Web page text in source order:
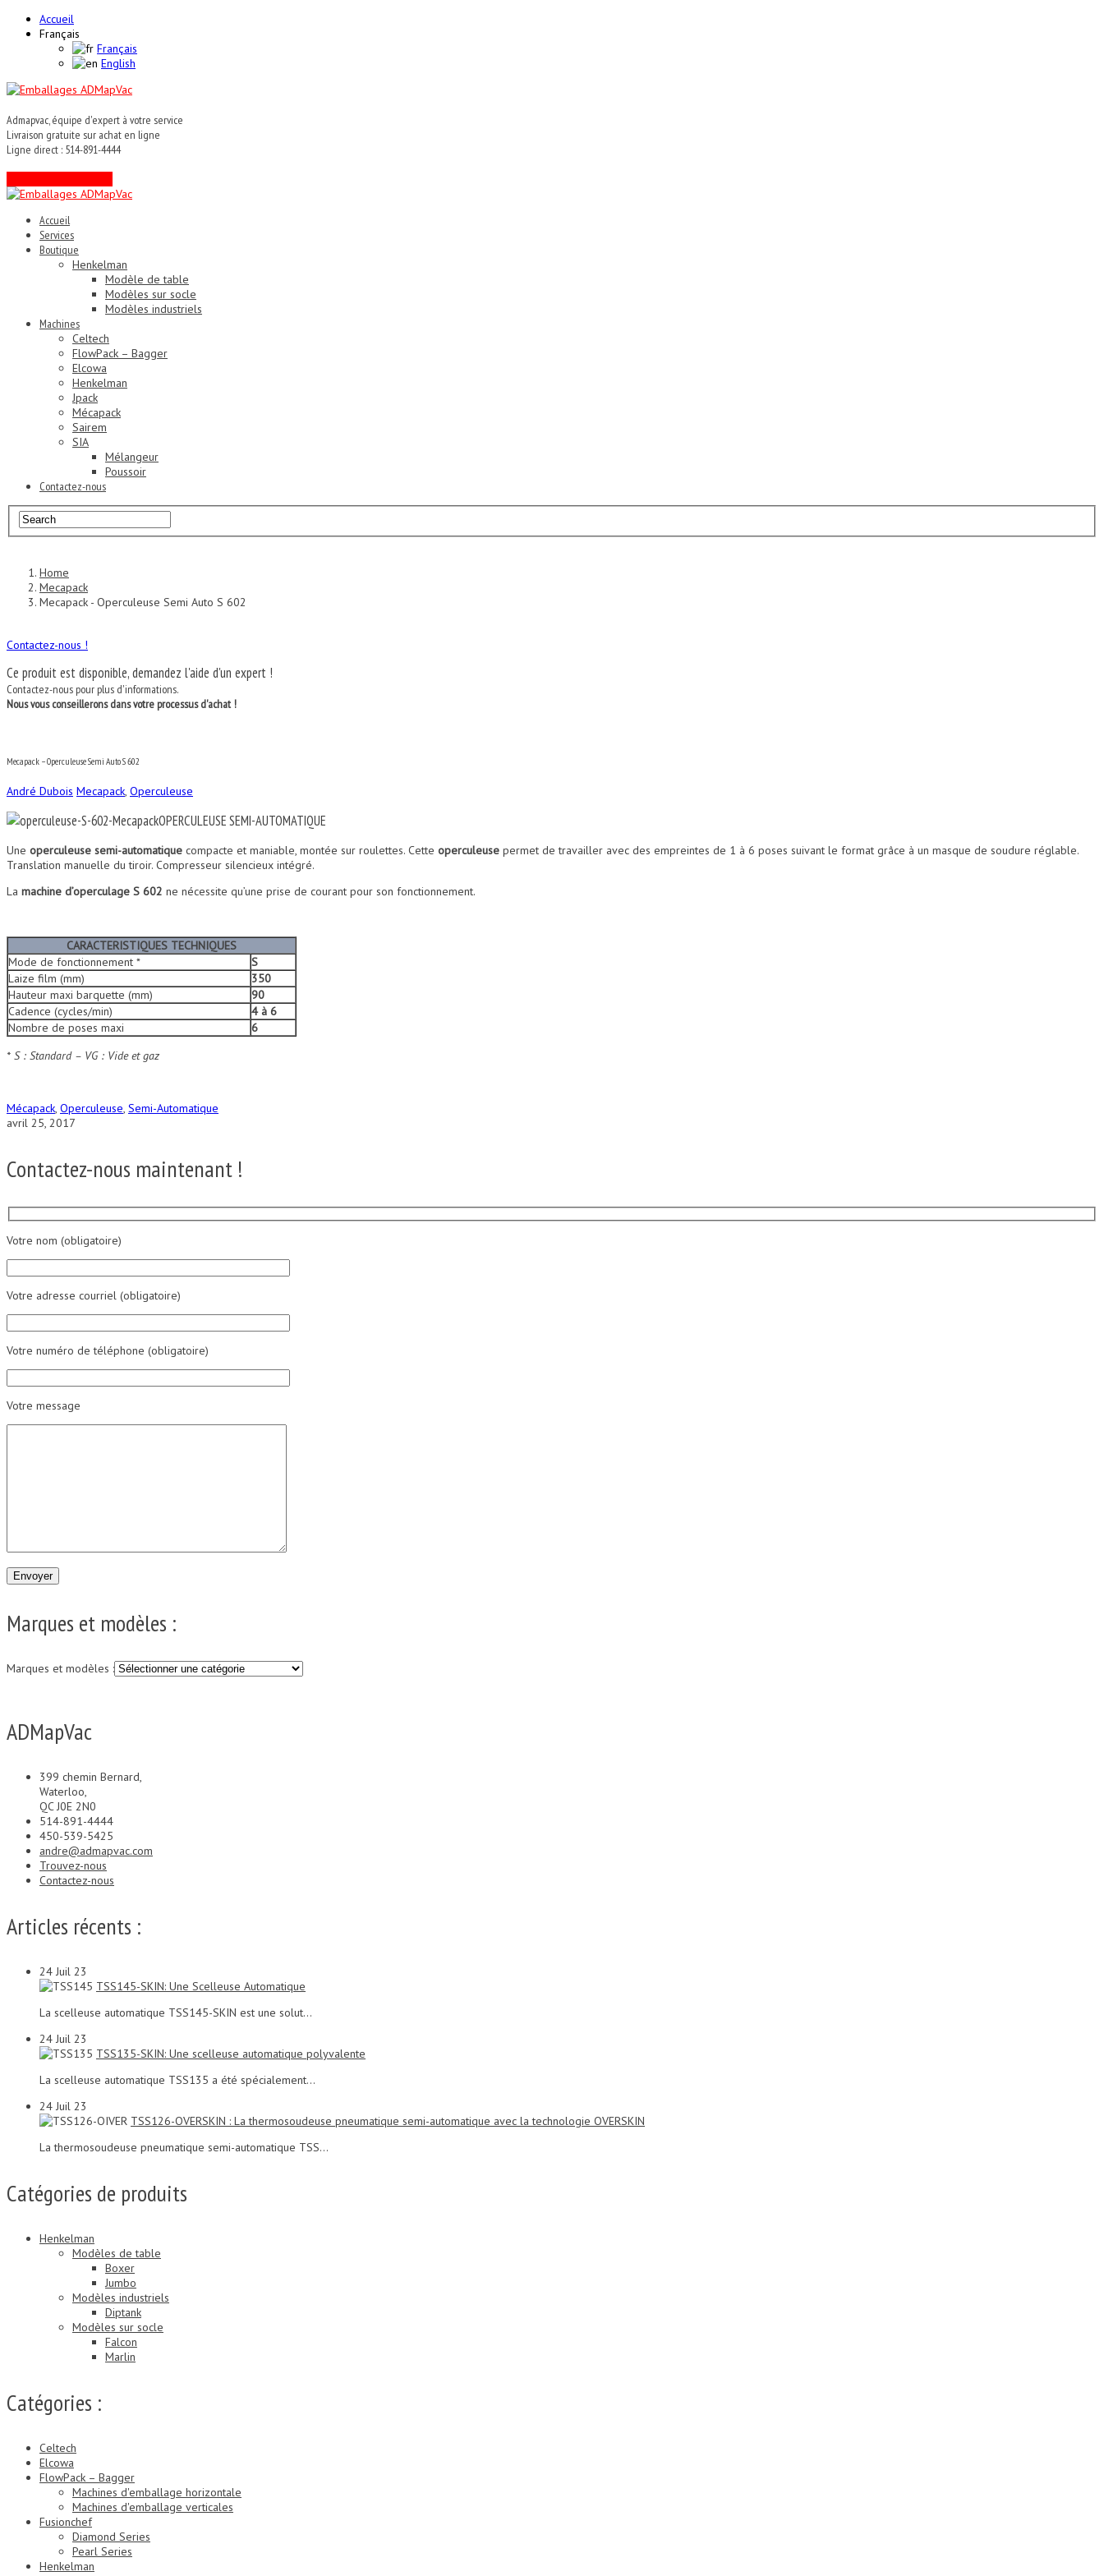
Accueil
Français
Français
English
Admapvac, équipe d'expert à votre service
Livraison gratuite sur achat en ligne
Ligne direct : 514-891-4444
Accueil
Services
Boutique
Henkelman
Modèle de table
Modèles sur socle
Modèles industriels
Machines
Celtech
FlowPack – Bagger
Elcowa
Henkelman
Jpack
Mécapack
Sairem
SIA
Mélangeur
Poussoir
Contactez-nous
Home
Mecapack
Mecapack - Operculeuse Semi Auto S 602
Contactez-nous !
Ce produit est disponible, demandez l'aide d'un expert !
Contactez-nous pour plus d'informations.
Nous vous conseillerons dans votre processus d'achat !
Mecapack – Operculeuse Semi Auto S 602
André Dubois Mecapack, Operculeuse
OPERCULEUSE SEMI-AUTOMATIQUE
Une operculeuse semi-automatique compacte et maniable, montée sur roulettes. Cette operculeuse permet de travailler avec des empreintes de 1 à 6 poses suivant le format grâce à un masque de soudure réglable.
Translation manuelle du tiroir. Compresseur silencieux intégré.
La machine d’operculage S 602 ne nécessite qu’une prise de courant pour son fonctionnement.
CARACTERISTIQUES TECHNIQUES
Mode de fonctionnement *
S
Laize film (mm)
350
Hauteur maxi barquette (mm)
90
Cadence (cycles/min)
4 à 6
Nombre de poses maxi
6
* S : Standard – VG : Vide et gaz
Mécapack, Operculeuse, Semi-Automatique
avril 25, 2017
Contactez-nous maintenant !
Votre nom (obligatoire)
Votre adresse courriel (obligatoire)
Votre numéro de téléphone (obligatoire)
Votre message
Marques et modèles :
Marques et modèles :
ADMapVac
399 chemin Bernard,
Waterloo,
QC J0E 2N0
514-891-4444
450-539-5425
andre@admapvac.com
Trouvez-nous
Contactez-nous
Articles récents :
24 Juil 23
TSS145-SKIN: Une Scelleuse Automatique
La scelleuse automatique TSS145-SKIN est une solut...
24 Juil 23
TSS135-SKIN: Une scelleuse automatique polyvalente
La scelleuse automatique TSS135 a été spécialement...
24 Juil 23
TSS126-OVERSKIN : La thermosoudeuse pneumatique semi-automatique avec la technologie OVERSKIN
La thermosoudeuse pneumatique semi-automatique TSS...
Catégories de produits
Henkelman
Modèles de table
Boxer
Jumbo
Modèles industriels
Diptank
Modèles sur socle
Falcon
Marlin
Catégories :
Celtech
Elcowa
FlowPack – Bagger
Machines d'emballage horizontale
Machines d'emballage verticales
Fusionchef
Diamond Series
Pearl Series
Henkelman